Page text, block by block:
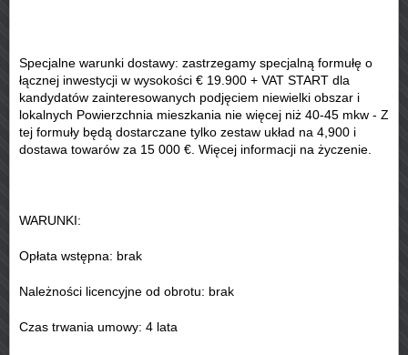
Specjalne warunki dostawy: zastrzegamy specjalną formułę o
łącznej inwestycji w wysokości € 19.900 + VAT START dla
kandydatów zainteresowanych podjęciem niewielki obszar i
lokalnych Powierzchnia mieszkania nie więcej niż 40-45 mkw - Z
tej formuły będą dostarczane tylko zestaw układ na 4,900 i
dostawa towarów za 15 000 €. Więcej informacji na życzenie.
WARUNKI:
Opłata wstępna: brak
Należności licencyjne od obrotu: brak
Czas trwania umowy: 4 lata